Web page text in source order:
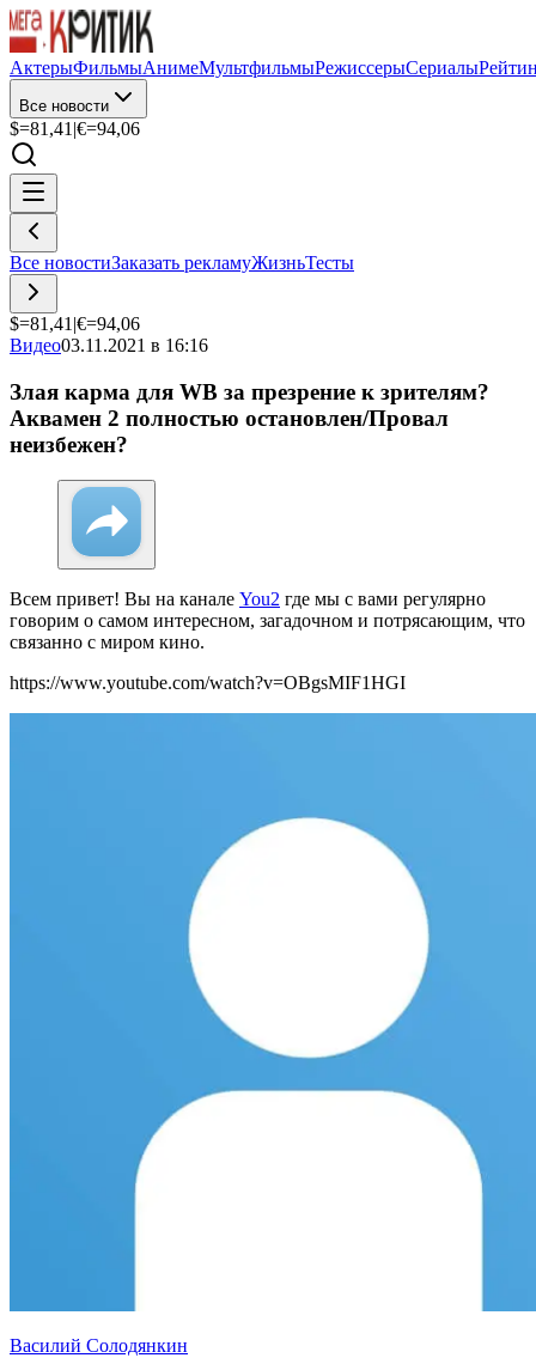
АктерыФильмыАнимеМультфильмыРежиссерыСериалы
Все новости
$=81,41 |€=94,06
Все новостиЗаказать рекламуЖизньТесты
$=81,41 |€=94,06
Видео03.11.2021 в 16:16
Злая карма для WB за презрение к зрителям?
Аквамен 2 полностью остановлен/Провал
неизбежен?
Всем привет! Вы на канале You2 где мы с вами регулярно
говорим о самом интересном, загадочном и потрясающим, что
связанно с миром кино.
https://www.youtube.com/watch?v=OBgsMIF1HGI
Василий Солодянкин